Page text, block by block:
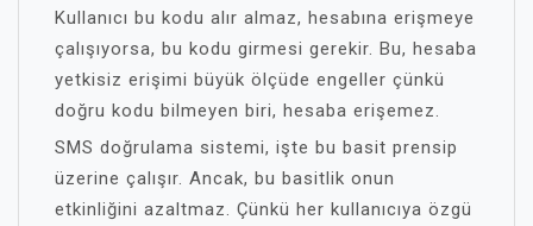
Kullanıcı bu kodu alır almaz, hesabına erişmeye
çalışıyorsa, bu kodu girmesi gerekir. Bu, hesaba
yetkisiz erişimi büyük ölçüde engeller çünkü
doğru kodu bilmeyen biri, hesaba erişemez.
SMS doğrulama sistemi, işte bu basit prensip
üzerine çalışır. Ancak, bu basitlik onun
etkinliğini azaltmaz. Çünkü her kullanıcıya özgü